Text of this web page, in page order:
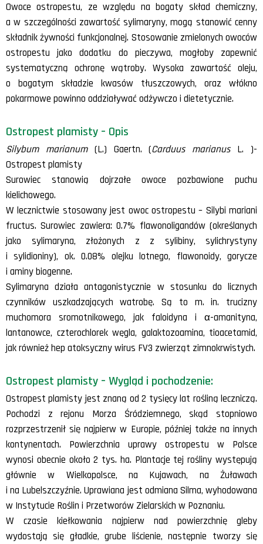
Owoce ostropestu, ze względu na bogaty skład chemiczny,
a w szczególności zawartość sylimaryny, mogą stanowić cenny
składnik żywności funkcjonalnej. Stosowanie zmielonych owoców
ostropestu jako dodatku do pieczywa, mogłoby zapewnić
systematyczną ochronę wątroby. Wysoka zawartość oleju,
o bogatym składzie kwasów tłuszczowych, oraz włókno
pokarmowe powinno oddziaływać odżywczo i dietetycznie.
Ostropest plamisty – Opis
Silybum marianum(L.) Gaertn. (Carduus marianusL. )-
Ostropest plamisty
Surowiec stanowią dojrzałe owoce pozbawione puchu
kielichowego.
W lecznictwie stosowany jest owoc ostropestu – Silybi mariani
fructus. Surowiec zawiera: 0.7% flawonoligandów (określanych
jako sylimaryna, złożonych z z sylibiny, sylichrystyny
i sylidioniny), ok. 0.08% olejku lotnego, flawonoidy, gorycze
i aminy biogenne.
Sylimaryna działa antagonistycznie w stosunku do licznych
czynników uszkadzających watrobę. Są to m. in. trucizny
muchomora sromotnikowego, jak faloidyna i α-amanityna,
lantanowce, czterochlorek węgla, galaktozoamina, tioacetamid,
jak również hep atoksyczny wirus FV3 zwierząt zimnokrwistych.
Ostropest plamisty – Wygląd i pochodzenie:
Ostropest plamisty jest znaną od 2 tysięcy lat rośliną leczniczą.
Pochodzi z rejonu Morza Śródziemnego, skąd stopniowo
rozprzestrzenił się najpierw w Europie, później także na innych
kontynentach. Powierzchnia uprawy ostropestu w Polsce
wynosi obecnie około 2 tys. ha. Plantacje tej rośliny występują
głównie w Wielkopolsce, na Kujawach, na Żuławach
i na Lubelszczyźnie. Uprawiana jest odmiana Silma, wyhodowana
w Instytucie Roślin i Przetworów Zielarskich w Poznaniu.
W czasie kiełkowania najpierw nad powierzchnię gleby
wydostają się gładkie, grube liścienie, następnie tworzy się